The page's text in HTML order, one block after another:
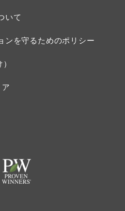
いて
ンを守るためのポリシー